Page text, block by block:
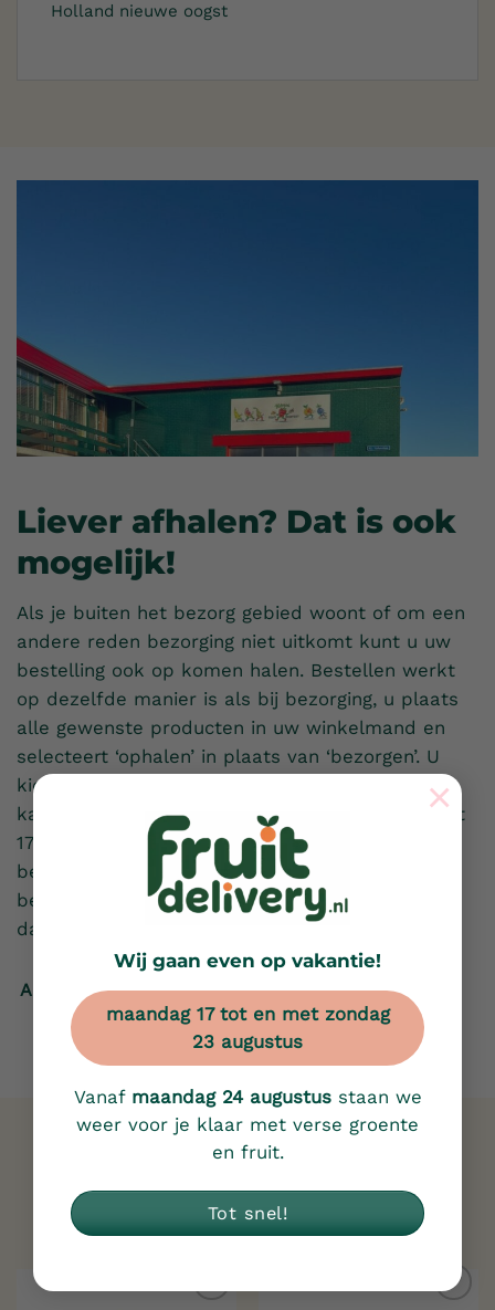
Wij gaan even op vakantie!
maandag 17 tot en met zondag
23 augustus
Vanaf maandag 24 augustusstaan we
weer voor je klaar met verse groente
en fruit.
Tot snel!
×
Holland nieuwe oogst
Liever afhalen? Dat is ook
mogelijk!
Als je buiten het bezorg gebied woont of om een
andere reden bezorging niet uitkomt kunt u uw
bestelling ook op komen halen. Bestellen werkt
op dezelfde manier is als bij bezorging, u plaats
alle gewenste producten in uw winkelmand en
selecteert ‘ophalen’ in plaats van ‘bezorgen’. U
kiest wanneer u uw bestelling op wilt halen, dit
kan van dinsdag tot en met vrijdag van 09:00 tot
17:00 uur. U kunt bij het plaatsen van uw
bestelling via iDeal betalen of wanneer u uw
bestelling op komt halen contant betalen. Tot
dan!
Afspraak maken
Gerelateerde producten